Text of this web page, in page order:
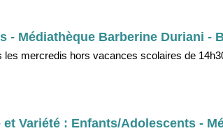
- Médiathèque Barberine Duriani -
les mercredis hors vacances scolaires de
Variété : Enfants/Adolescents -